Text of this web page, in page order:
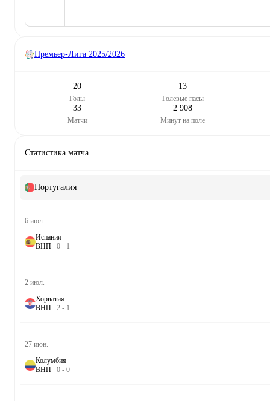
Премьер-Лига 2025/2026
20
Голы
13
Голевые пасы
33
Матчи
2 908
Минут на поле
Статистика матча
Португалия
6 июл.
Испания
ВНП 0 - 1
2 июл.
Хорватия
ВНП 2 - 1
27 июн.
Колумбия
ВНП 0 - 0